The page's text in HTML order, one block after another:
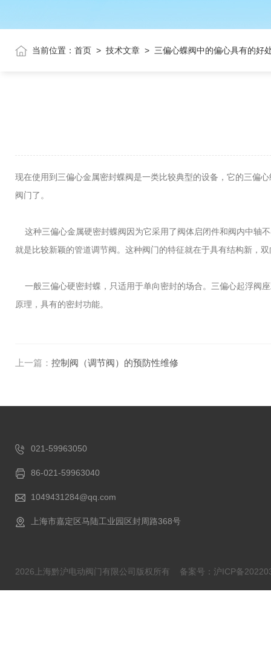
当前位置： 首页 > 技术文章 > 三偏心蝶阀中的偏心具有的好
现在使用到三偏心金属密封蝶阀是一类比较典型的设备，它的三偏
阀门了。
这种三偏心金属硬密封蝶阀因为它采用了阀体启闭件和阀内中轴
就是比较新颖的管道调节阀。这种阀门的特征就在于具有结构新，
一般三偏心硬密封蝶，只适用于单向密封的场合。三偏心起浮阀
原理，具有的密封功能。
上一篇： 控制阀（调节阀）的预防性维修
021-59963050
86-021-59963040
1049431284@qq.com
上海市嘉定区马陆工业园区封周路368号
2026上海黔沪电动阀门有限公司版权所有 备案号：沪ICP备